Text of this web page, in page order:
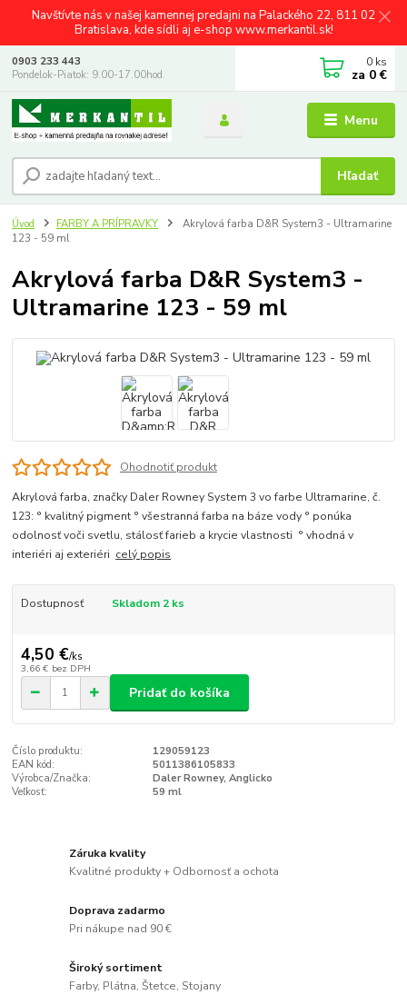
Navštívte nás v našej kamennej predajni na Palackého 22, 811 02
Bratislava, kde sídli aj e-shop www.merkantil.sk!
Menu
Hľadať
0903 233 443
Pondelok-Piatok: 9.00-17.00hod.
0 ks
za 0 €
Úvod FARBY A PRÍPRAVKY
Akrylová farba D&R System3 - Ultramarine
123 - 59 ml
Akrylová farba D&R System3 -
Ultramarine 123 - 59 ml
Ohodnotiť produkt
Akrylová farba, značky Daler Rowney System 3 vo farbe Ultramarine, č.
123: ° kvalitný pigment ° všestranná farba na báze vody ° ponúka
odolnosť voči svetlu, stálosť farieb a krycie vlastnosti ° vhodná v
interiéri aj exteriéri celý popis
Dostupnosť Skladom 2 ks
4,50 €/ks
3,66 € bez DPH
Pridať do košíka
Číslo produktu:
129059123
EAN kód:
5011386105833
Výrobca/Značka:
Daler Rowney, Anglicko
Veľkosť:
59 ml
Záruka kvality
Kvalitné produkty + Odbornosť a ochota
Doprava zadarmo
Pri nákupe nad 90 €
Široký sortiment
Farby, Plátna, Štetce, Stojany